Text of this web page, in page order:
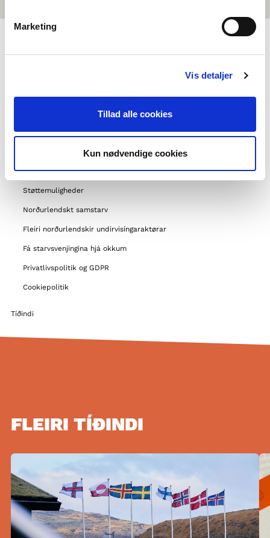
Marketing
Vis detaljer
Tillad alle cookies
Kun nødvendige cookies
Ofta settir spurningar
Um Norrøna felagið
Aðrar verkætlanir okkara
Støttemuligheder
Norðurlendskt samstarv
Fleiri norðurlendskir undirvisíngaraktørar
Fá starvsvenjingina hjá okkum
Privatlivspolitik og GDPR
Cookiepolitik
Tíðindi
FLEIRI TÍÐINDI